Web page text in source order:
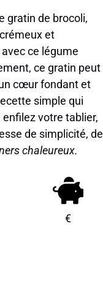
gratin de brocoli,
et
ce légume
ce gratin peut
cœur fondant et
simple qui
enfilez votre tablier,
de simplicité, de
chaleureux.
€